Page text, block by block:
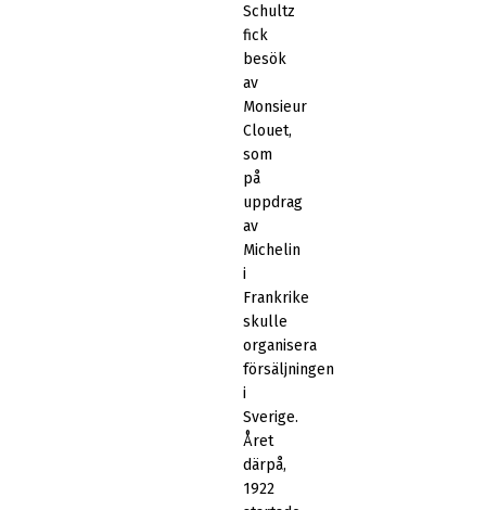
Schultz
fick
besök
av
Monsieur
Clouet,
som
på
uppdrag
av
Michelin
i
Frankrike
skulle
organisera
försäljningen
i
Sverige.
Året
därpå,
1922